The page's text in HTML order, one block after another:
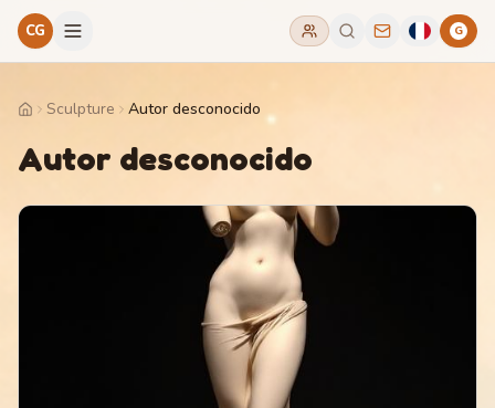
CG G
HomeSculpture Autor desconocido
Autor desconocido